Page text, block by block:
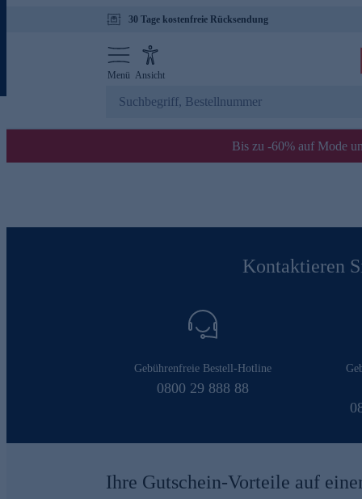
30 Tage kostenfreie Rücksendung
Menü Ansicht
Bis zu -60% auf Mode
Kontaktieren
Gebührenfreie Bestell-Hotline
0800 29 888 88
Ihre Gutschein-Vorteile auf